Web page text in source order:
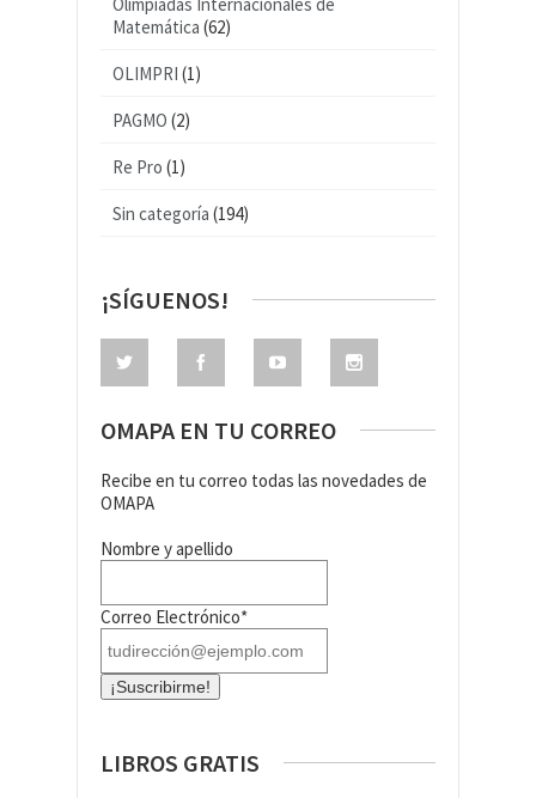
Matemática (62)
OLIMPRI (1)
PAGMO (2)
Re Pro (1)
Sin categoría (194)
¡SÍGUENOS!
OMAPA EN TU CORREO
Recibe en tu correo todas las novedades de
OMAPA
Nombre y apellido
Correo Electrónico*
LIBROS GRATIS